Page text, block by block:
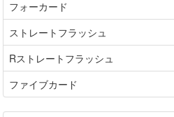
フォーカード
ストレートフラッシュ
Rストレートフラッシュ
ファイブカード